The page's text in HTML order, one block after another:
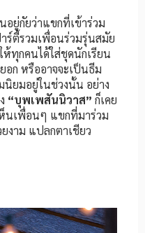
ยู่กัยว่าแขกที่เข้าร่วม
ร์ตี้รวมเพื่อนร่วมรุ่นสมัย
ห้ทุกคนได้ใส่ชุดนักเรียน
อก หรืออาจจะเป็นธีม
นิยมอยู่ในช่วงนั้น อย่าง
“บุพเพสันนิวาส” ก็เคย
นเพื่อนๆ แขกที่มาร่วม
งาม แปลกตาเชียว